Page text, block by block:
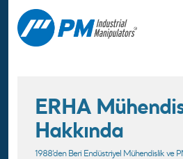
ERHA
Hakkında
1988'den Beri Endüstriyel Mühendislik ve